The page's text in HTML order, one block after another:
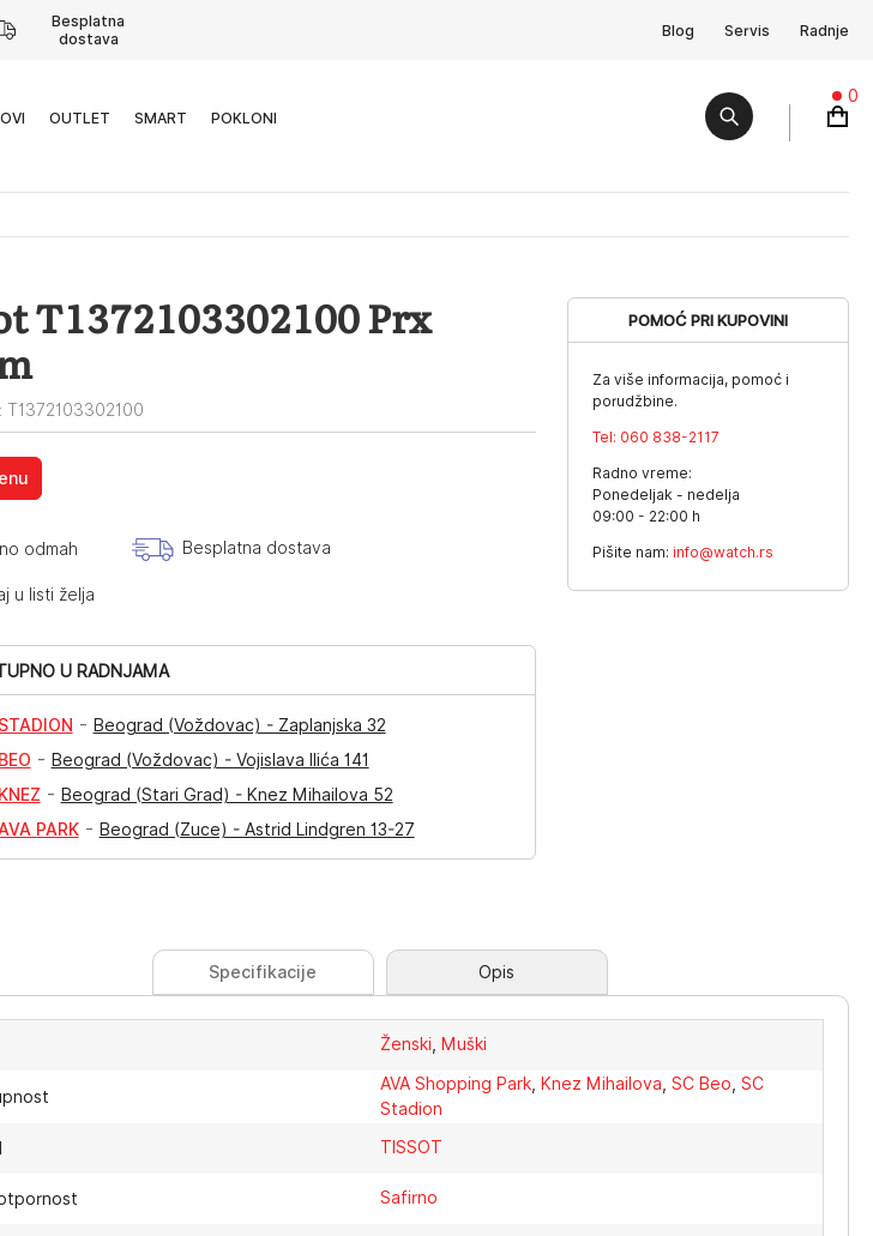
Besplatna
dostava
Blog Servis Radnje
OUTLET SMART POKLONI
0
T1372103302100 Prx
T1372103302100
odmah Besplatna dostava
u listi želja
U RADNJAMA
- Beograd (Voždovac) - Zaplanjska 32
- Beograd (Voždovac) - Vojislava Ilića 141
- Beograd (Stari Grad) - Knez Mihailova 52
PARK- Beograd (Zuce) - Astrid Lindgren 13-27
POMOĆ PRI KUPOVINI
Za više informacija, pomoć i
porudžbine.
Tel: 060 838-2117
Radno vreme:
Ponedeljak - nedelja
09:00 - 22:00 h
Pišite nam: info@watch.rs
Specifikacije Opis
Ženski ,Muški
AVA Shopping Park ,Knez Mihailova ,SC Beo ,SC
Stadion
TISSOT
Safirno